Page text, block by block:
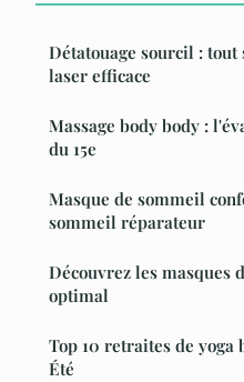
Détatouage sourcil :
laser efficace
Massage body body :
du 15e
Masque de sommeil
sommeil réparateur
Découvrez les masques
optimal
Top 10 retraites de
Été